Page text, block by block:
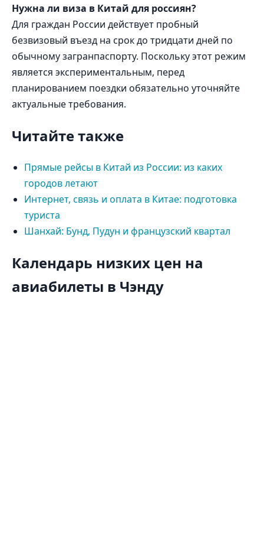
Нужна ли виза в Китай для россиян?
Для граждан России действует пробный
безвизовый въезд на срок до тридцати дней по
обычному загранпаспорту. Поскольку этот режим
является экспериментальным, перед
планированием поездки обязательно уточняйте
актуальные требования.
Читайте также
Прямые рейсы в Китай из России: из каких
городов летают
Интернет, связь и оплата в Китае: подготовка
туриста
Шанхай: Бунд, Пудун и французский квартал
Календарь низких цен на
авиабилеты в Чэнду